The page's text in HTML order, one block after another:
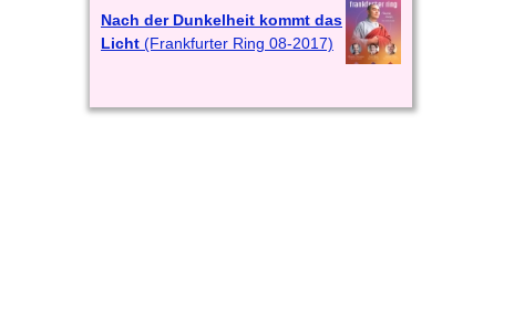
Nach der Dunkelheit kommt das
Licht (Frankfurter Ring 08-2017)